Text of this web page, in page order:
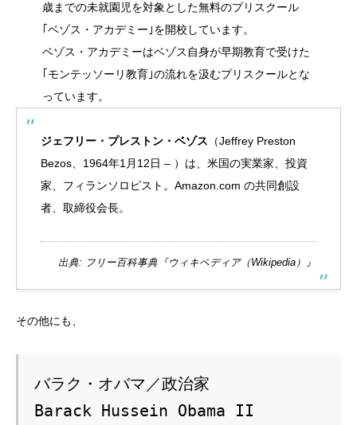
歳までの未就園児を対象とした無料のプリスクール
｢ベゾス・アカデミー｣を開校しています。
ベゾス・アカデミーはベゾス自身が早期教育で受けた
｢モンテッソーリ教育｣の流れを汲むプリスクールとな
っています。
ジェフリー・プレストン・ベゾス （Jeffrey Preston
Bezos、 1964年1月12日 – ）は、 米国の実業家、 投資
家、 フィランソロピスト 。 Amazon.com の共同創設
者、 取締役会長。
出典: フリー百科事典『ウィキペディア（Wikipedia）』
その他にも、
バラク・オバマ／政治家
Barack Hussein Obama II